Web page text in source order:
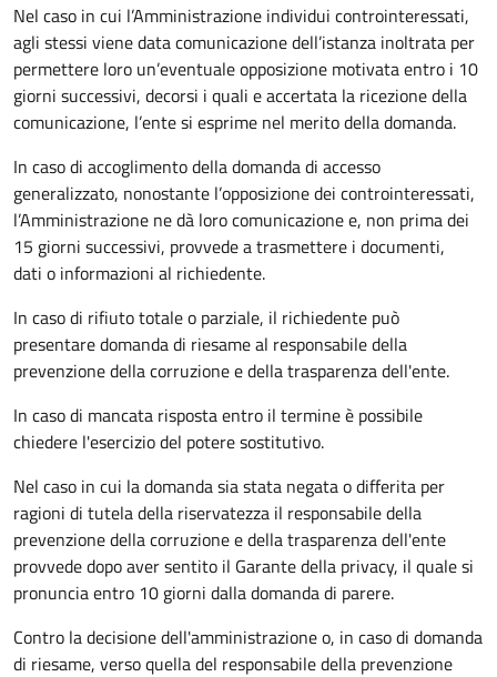
Nel caso in cui l’Amministrazione individui controinteressati,
agli stessi viene data comunicazione dell’istanza inoltrata per
permettere loro un’eventuale opposizione motivata entro i 10
giorni successivi, decorsi i quali e accertata la ricezione della
comunicazione, l’ente si esprime nel merito della domanda.
In caso di accoglimento della domanda di accesso
generalizzato, nonostante l’opposizione dei controinteressati,
l’Amministrazione ne dà loro comunicazione e, non prima dei
15 giorni successivi, provvede a trasmettere i documenti,
dati o informazioni al richiedente.
In caso di rifiuto totale o parziale, il richiedente può
presentare domanda di riesame al responsabile della
prevenzione della corruzione e della trasparenza dell'ente.
In caso di mancata risposta entro il termine è possibile
chiedere l'esercizio del potere sostitutivo.
Nel caso in cui la domanda sia stata negata o differita per
ragioni di tutela della riservatezza il responsabile della
prevenzione della corruzione e della trasparenza dell'ente
provvede dopo aver sentito il Garante della privacy, il quale si
pronuncia entro 10 giorni dalla domanda di parere.
Contro la decisione dell'amministrazione o, in caso di domanda
di riesame, verso quella del responsabile della prevenzione